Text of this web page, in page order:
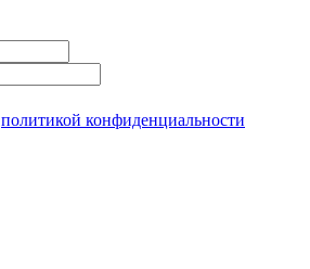
политикой конфиденциальности